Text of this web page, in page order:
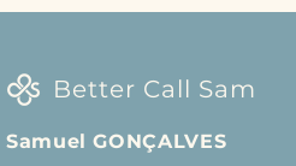
et de pérenniser votre
Tout accompagnement
Better Call Sam
Samuel GONÇALVES